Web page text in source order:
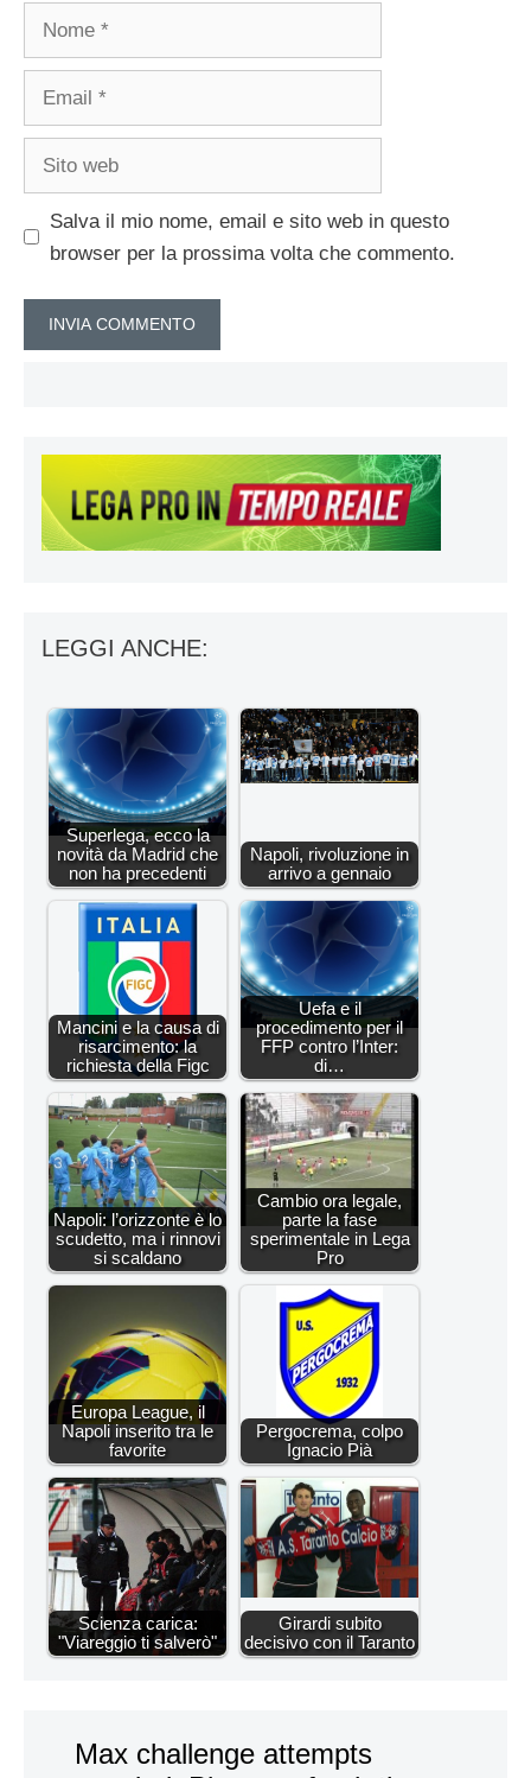
Nome
Email
Sito
Salva il mio nome, email e sito web in questo
browser per la prossima volta che commento.
LEGGI ANCHE:
Superlega, ecco la
novità da Madrid che
non ha precedenti
Napoli, rivoluzione in
arrivo a gennaio
Mancini e la causa di
risarcimento: la
richiesta della Figc
Uefa e il
procedimento per il
FFP contro l’Inter:
di…
Napoli: l’orizzonte è lo
scudetto, ma i rinnovi
si scaldano
Cambio ora legale,
parte la fase
sperimentale in Lega
Pro
Europa League, il
Napoli inserito tra le
favorite
Pergocrema, colpo
Ignacio Pià
Scienza carica:
"Viareggio ti salverò"
Girardi subito
decisivo con il Taranto